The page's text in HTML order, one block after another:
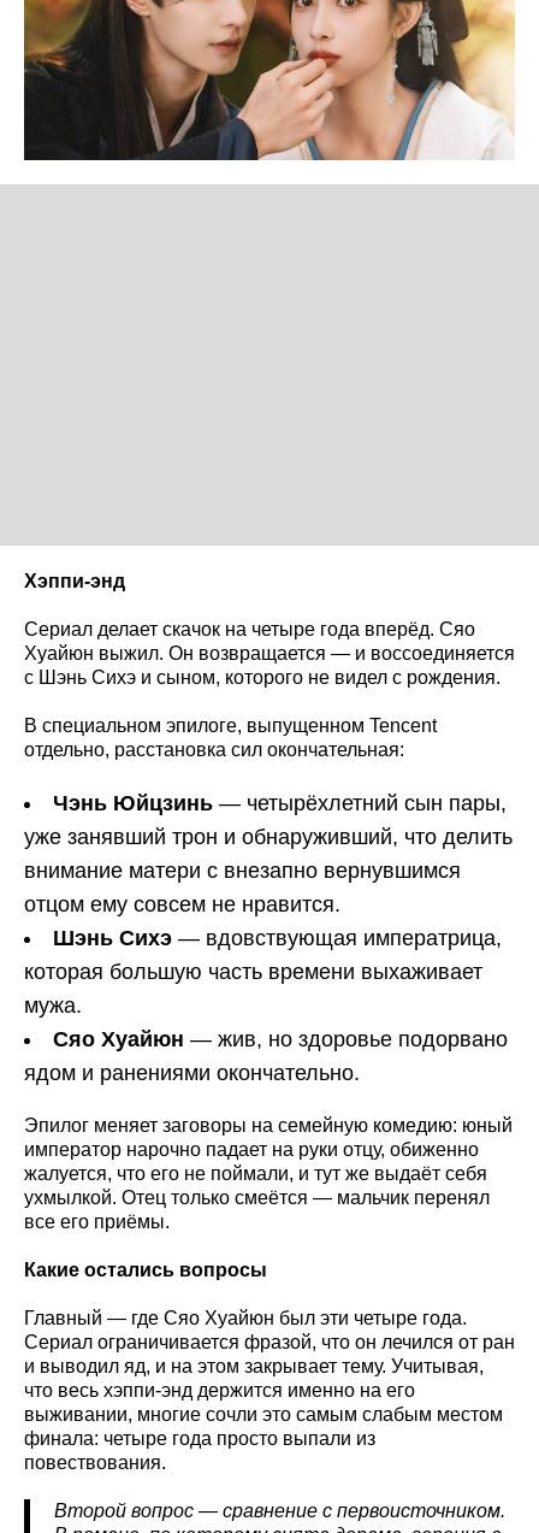
Хэппи-энд
Сериал делает скачок на четыре года вперёд. Сяо
Хуайюн выжил. Он возвращается — и воссоединяется
с Шэнь Сихэ и сыном, которого не видел с рождения.
В специальном эпилоге, выпущенном Tencent
отдельно, расстановка сил окончательная:
Чэнь Юйцзинь — четырёхлетний сын пары,
уже занявший трон и обнаруживший, что делить
внимание матери с внезапно вернувшимся
отцом ему совсем не нравится.
Шэнь Сихэ — вдовствующая императрица,
которая большую часть времени выхаживает
мужа.
Сяо Хуайюн — жив, но здоровье подорвано
ядом и ранениями окончательно.
Эпилог меняет заговоры на семейную комедию: юный
император нарочно падает на руки отцу, обиженно
жалуется, что его не поймали, и тут же выдаёт себя
ухмылкой. Отец только смеётся — мальчик перенял
все его приёмы.
Какие остались вопросы
Главный — где Сяо Хуайюн был эти четыре года.
Сериал ограничивается фразой, что он лечился от ран
и выводил яд, и на этом закрывает тему. Учитывая,
что весь хэппи-энд держится именно на его
выживании, многие сочли это самым слабым местом
финала: четыре года просто выпали из
повествования.
Второй вопрос — сравнение с первоисточником.